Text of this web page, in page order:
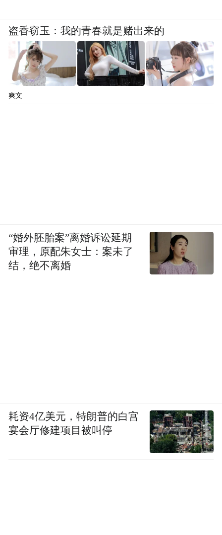
盗香窃玉：我的青春就是赌出来的
爽文
“婚外胚胎案”离婚诉讼延期
审理，原配朱女士：案未了
结，绝不离婚
耗资4亿美元，特朗普的白宫
宴会厅修建项目被叫停